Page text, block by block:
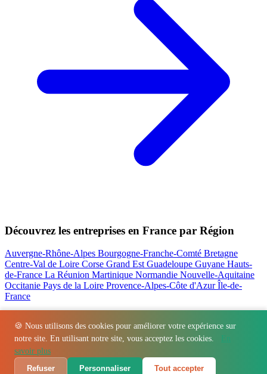
🍪 Nous utilisons des cookies pour améliorer votre expérience sur
notre site. En utilisant notre site, vous acceptez les cookies.
En
savoir plus
Refuser
Personnaliser Tout accepter
Découvrez les entreprises en France par Région
Auvergne-Rhône-Alpes Bourgogne-Franche-Comté Bretagne
Centre-Val de Loire Corse Grand EstGuadeloupe Guyane Hauts-
de-France La Réunion Martinique Normandie Nouvelle-Aquitaine
Occitanie Pays de la Loire Provence-Alpes-Côte d'AzurÎle-de-
France
Nos actualités les plus consultées
Régions - Départements - Villes - Entreprises - Marques Contact
Espace presse